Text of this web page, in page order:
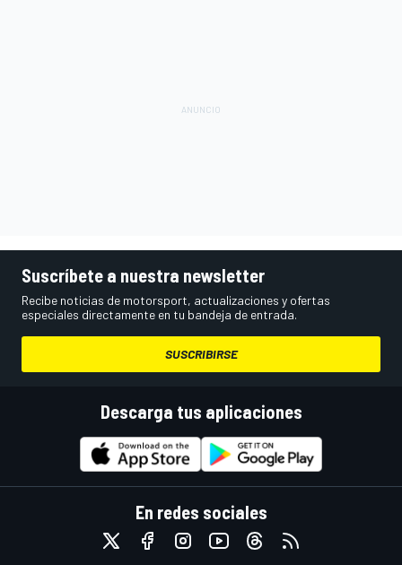
Suscríbete a nuestra newsletter
Recibe noticias de motorsport, actualizaciones y ofertas
especiales directamente en tu bandeja de entrada.
SUSCRIBIRSE
Descarga tus aplicaciones
En redes sociales